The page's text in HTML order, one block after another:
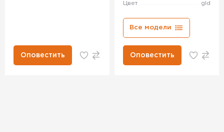
Оповестить
Цвет gld
Все модели
Оповестить